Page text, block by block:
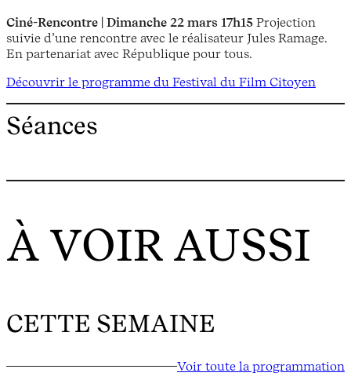
Ciné-Rencontre | Dimanche 22 mars 17h15 Projection
suivie d’une rencontre avec le réalisateur Jules Ramage.
En partenariat avec République pour tous.
Découvrir le programme du Festival du Film Citoyen
Séances
À VOIR AUSSI
CETTE SEMAINE
Voir toute la programmation